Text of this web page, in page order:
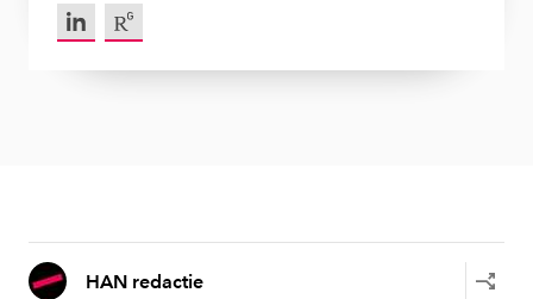
LinkedIn van Willem de Boer
Research Gate Willem de Boer
HAN redactie